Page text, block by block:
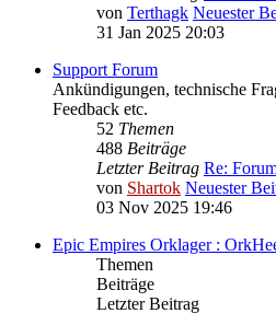
von Terthagk Neuester
31 Jan 2025 20:03
Support Forum
Ankündigungen, technische
Feedback etc.
52 Themen
488 Beiträge
Letzter Beitrag Re:
von Shartok Neuester
03 Nov 2025 19:46
Epic Empires Orklager :
Themen
Beiträge
Letzter Beitrag